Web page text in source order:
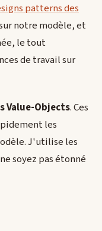
patterns des
notre modèle, et
le tout
de travail sur
Value-Objects. Ces
les
J'utilise les
soyez pas étonné